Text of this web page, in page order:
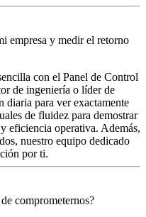
empresa y medir el retorno
con el Panel de Control
de ingeniería o líder de
para ver exactamente
de fluidez para demostrar
eficiencia operativa. Además,
nuestro equipo dedicado
por ti.
comprometernos?